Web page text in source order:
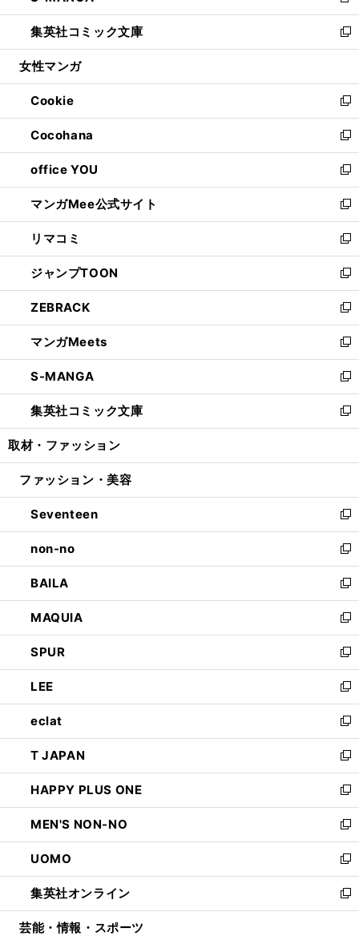
開
く
ウ
で
開
ン
ド
ウ
開
く
ウ
ィ
ン
ウ
で
開
く
し
い
ウ
ン
ド
ウ
で
開
く
集英社コミック文庫
新
し
ウ
ィ
ン
ド
ウ
で
開
く
女性マンガ
Cookie
新
し
い
ウ
ィ
ン
ド
ウ
で
開
く
Cocohana
新
し
い
ウ
ィ
ン
ド
ウ
で
開
く
office YOU
新
し
い
ウ
ィ
ン
ド
ウ
で
開
く
マンガMee公式サイト
新
し
い
ウ
ィ
ン
ド
ウ
で
開
く
リマコミ
新
し
い
ウ
ィ
ン
ド
ウ
で
開
く
ジャンプTOON
新
し
い
ウ
ィ
ン
ド
ウ
で
開
ZEBRACK
新
し
い
ウ
ィ
ン
ド
ウ
開
マンガMeets
新
し
い
ウ
ィ
ン
ウ
開
く
S-MANGA
新
し
い
ウ
ン
ウ
で
開
く
集英社コミック文庫
新
し
ウ
ン
ド
ウ
で
開
く
取材・ファッション
ファッション・美容
Seventeen
新
し
い
ウ
ィ
ン
ド
ウ
で
開
く
non-no
新
し
い
ウ
ィ
ン
ド
ウ
で
開
く
BAILA
新
し
い
ウ
ィ
ン
ド
ウ
で
開
く
MAQUIA
新
し
い
ウ
ィ
ン
ド
ウ
で
開
く
SPUR
新
し
い
ウ
ィ
ン
ド
ウ
で
開
く
LEE
新
し
い
ウ
ィ
ン
ド
ウ
で
開
く
eclat
新
し
い
ウ
ィ
ン
ド
ウ
で
開
く
T JAPAN
新
し
い
ウ
ィ
ン
ド
ウ
で
開
HAPPY PLUS ONE
新
し
い
ウ
ィ
ン
ド
ウ
MEN'S NON-NO
新
し
い
ウ
ィ
ン
UOMO
新
し
い
ウ
集英社オンライン
新
し
芸能・情報・スポーツ